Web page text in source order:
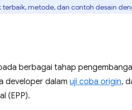
metode, dan contoh desain
berbagai tahap
developer dalam uji coba origin,
(EPP).